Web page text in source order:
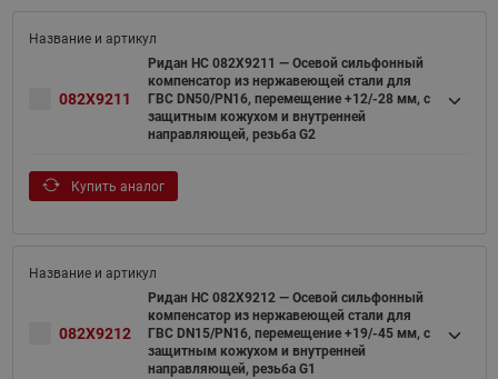
082X9211
Ридан НС 082X9211 — Осевой сильфонный
компенсатор из нержавеющей стали для
ГВС DN50/PN16, перемещение +12/-28 мм, с
защитным кожухом и внутренней
направляющей, резьба G2
Купить аналог
082X9212
Ридан НС 082X9212 — Осевой сильфонный
компенсатор из нержавеющей стали для
ГВС DN15/PN16, перемещение +19/-45 мм, с
защитным кожухом и внутренней
направляющей, резьба G1